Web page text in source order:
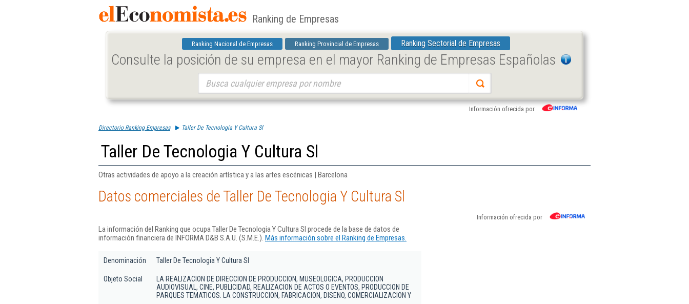
Ranking de Empresas
Ranking Nacional de Empresas Ranking Provincial de Empresas Ranking Sectorial de Empresas
Consulte la posición de su empresa en el mayor Ranking de Empresas Españolas
Información ofrecida por
Directorio Ranking Empresas Taller De Tecnologia Y Cultura Sl
Taller De Tecnologia Y Cultura Sl
Otras actividades de apoyo a la creación artística y a las artes escénicas | Barcelona
Datos comerciales de Taller De Tecnologia Y Cultura Sl
Información ofrecida por
La información del Ranking que ocupa Taller De Tecnologia Y Cultura Sl procede de la base de datos de
información financiera de INFORMA D&B S.A.U. (S.M.E.). Más información sobre el Ranking de Empresas.
Denominación Taller De Tecnologia Y Cultura Sl
Objeto Social
LA REALIZACION DE DIRECCION DE PRODUCCION, MUSEOLOGICA, PRODUCCION
AUDIOVISUAL, CINE, PUBLICIDAD, REALIZACION DE ACTOS O EVENTOS, PRODUCCION DE
PARQUES TEMATICOS. LA CONSTRUCCION, FABRICACION, DISENO, COMERCIALIZACION Y